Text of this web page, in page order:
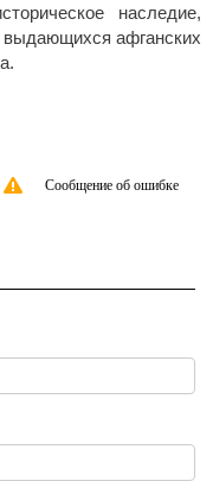
наследие,
выдающихся афганских
Сообщение об ошибке